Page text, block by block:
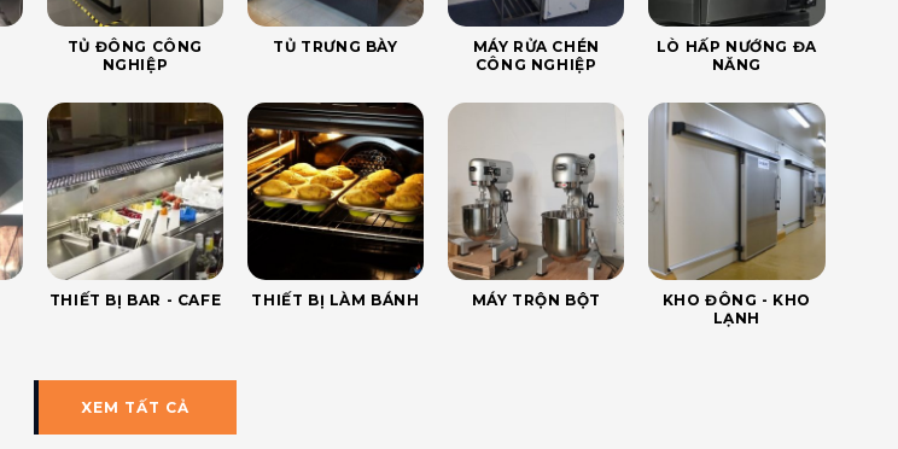
TỦ ĐÔNG CÔNG
NGHIỆP
TỦ TRƯNG BÀY
MÁY RỬA CHÉN
CÔNG NGHIỆP
LÒ HẤP NƯỚNG ĐA
NĂNG
THIẾT BỊ BAR - CAFE THIẾT BỊ LÀM BÁNH MÁY TRỘN BỘT
KHO ĐÔNG - KHO
LẠNH
XEM TẤT CẢ